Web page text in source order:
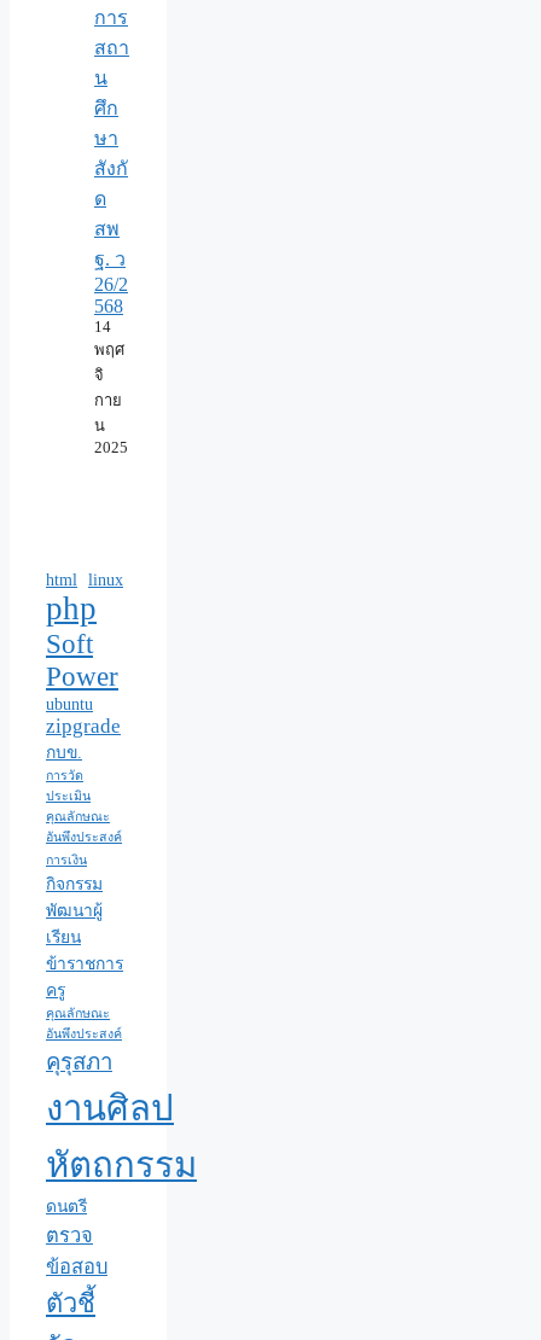
การ
สถา
น
ศึก
ษา
สังกั
ด
สพ
ฐ. ว
26/2
568
14
พฤศ
จิ
กาย
น
2025
html linux
php
Soft
Power
ubuntu
zipgrade
กบข.
การวัด
ประเมิน
คุณลักษณะ
อันพึงประสงค์
การเงิน
กิจกรรม
พัฒนาผู้
เรียน
ข้าราชการ
ครู
คุณลักษณะ
อันพึงประสงค์
คุรุสภา
งานศิลป
หัตถกรรม
ดนตรี
ตรวจ
ข้อสอบ
ตัวชี้